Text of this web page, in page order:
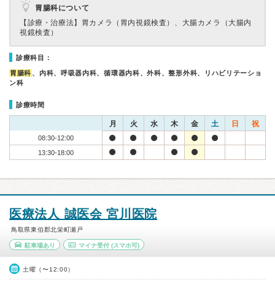
胃腸科について
【診療・治療法】 胃カメラ（胃内視鏡検査）、大腸カメラ（大腸内
視鏡検査）
診療科目：
胃腸科 、内科、呼吸器内科、循環器内科、外科、整形外科、リハビリテーショ
ン科
診療時間
月 火 水 木 金 土 日 祝
08:30-12:00
13:30-18:00
医療法人 誠医会 宮川医院
鳥取県東伯郡北栄町瀬戸
駐車場あり マイナ受付(スマホ可)
土曜（〜12:00）